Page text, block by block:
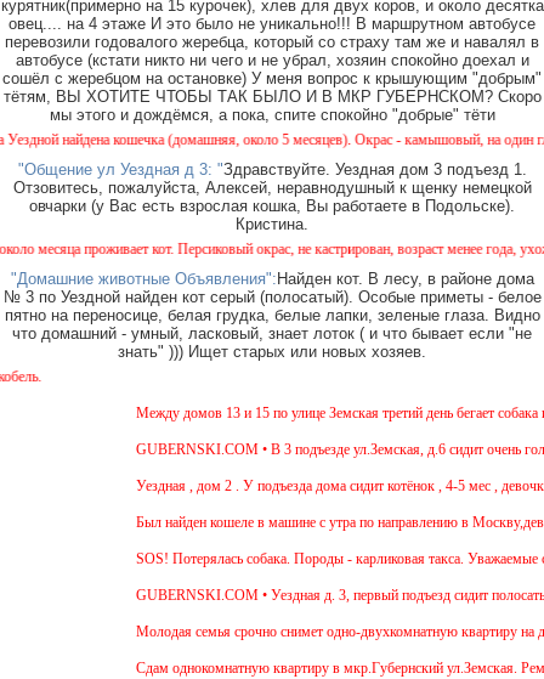
курятник(примерно на 15 курочек), хлев для двух коров, и около десятка
овец.... на 4 этаже И это было не уникально!!! В маршрутном автобусе
перевозили годовалого жеребца, который со страху там же и навалял в
автобусе (кстати никто ни чего и не убрал, хозяин спокойно доехал и
сошёл с жеребцом на остановке) У меня вопрос к крышующим "добрым"
тётям, ВЫ ХОТИТЕ ЧТОБЫ ТАК БЫЛО И В МКР ГУБЕРНСКОМ? Скоро
мы этого и дождёмся, а пока, спите спокойно "добрые" тёти
кошечка (домашняя, около 5 месяцев). Окрас - камышовый, на один глазик
"Общение ул Уездная д 3: "Здравствуйте. Уездная дом 3 подъезд 1.
Отзовитесь, пожалуйста, Алексей, неравнодушный к щенку немецкой
овчарки (у Вас есть взрослая кошка, Вы работаете в Подольске).
Кристина.
кот. Персиковый окрас, не кастрирован, возраст менее года, ухожен, явно
"Домашние животные Объявления": Найден кот. В лесу, в районе дома
№ 3 по Уездной найден кот серый (полосатый). Особые приметы - белое
пятно на переносице, белая грудка, белые лапки, зеленые глаза. Видно
что домашний - умный, ласковый, знает лоток ( и что бывает если "не
знать" ))) Ищет старых или новых хозяев.
Между домов 13 и 15 по улице Земская третий день бегает собака из
GUBERNSKI.COM • В 3 подъезде ул.Земская, д.6 сидит очень
Уездная , дом 2 . У подъезда дома сидит котёнок , 4-5 мес , девочка.
Был найден кошеле в машине с утра по направлению в Москву,девушка
SOS! Потерялась собака. Породы - карликовая такса. Уважаемые
GUBERNSKI.COM • Уездная д. 3, первый подъезд сидит
Молодая семья срочно снимет одно-двухкомнатную квартиру на
Cдам однокомнатную квартиру в мкр.Губернский ул.Земская. Ремонт